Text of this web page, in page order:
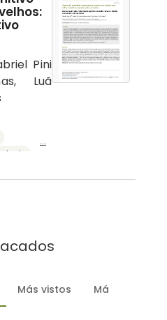
Pini
Luã
...
Más vistos Más